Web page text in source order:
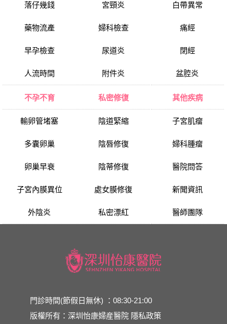
落仔幾錢
藥物流產
早孕檢查
人流時間
宮頸炎
婦科檢查
尿道炎
附件炎
白帶異常
痛經
閉經
盆腔炎
不孕不育
輸卵管堵塞
多囊卵巢
卵巢早衰
子宮內膜異位
外陰炎
私密修復
陰道緊縮
陰唇修復
陰蒂修復
處女膜修復
私密漂紅
其他疾病
子宮肌瘤
婦科腫瘤
醫院問答
新聞資訊
醫師團隊
門診時間(節假日無休) ：08:30-21:00
版權所有：深圳怡康婦産醫院 隱私政策